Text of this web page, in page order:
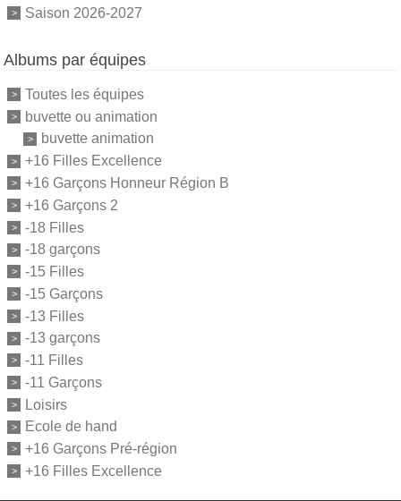
Saison 2026-2027
Albums par équipes
Toutes les équipes
buvette ou animation
buvette animation
+16 Filles Excellence
+16 Garçons Honneur Région B
+16 Garçons 2
-18 Filles
-18 garçons
-15 Filles
-15 Garçons
-13 Filles
-13 garçons
-11 Filles
-11 Garçons
Loisirs
Ecole de hand
+16 Garçons Pré-région
+16 Filles Excellence